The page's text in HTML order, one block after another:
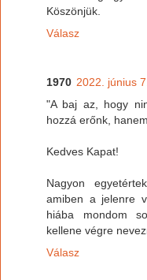
Köszönjük.
Válasz
1970 2022. június
"A baj az, hogy
hozzá erőnk,
Kedves Kapat!
Nagyon
amiben a jelenre
hiába mondom
kellene végre
Válasz